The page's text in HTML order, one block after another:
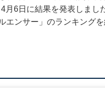
6日に結果を発表しまし
ンサー」のランキングを